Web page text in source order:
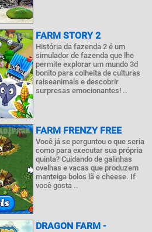
FARM STORY 2
História da fazenda 2 é um
simulador de fazenda que lhe
permite explorar um mundo 3d
bonito para colheita de culturas
raiseanimals e descobrir
surpresas emocionantes! ..
FARM FRENZY FREE
Você já se perguntou o que seria
como para executar sua própria
quinta? Cuidando de galinhas
ovelhas e vacas que produzem
manteiga bolos lã e cheese. If
você gosta ..
DRAGON FARM -